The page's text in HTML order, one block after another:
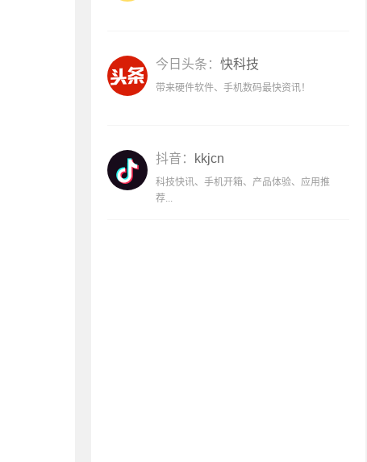
今日头条： 快科技
带来硬件软件、手机数码最快资讯！
抖音： kkjcn
科技快讯、手机开箱、产品体验、应用推
荐...